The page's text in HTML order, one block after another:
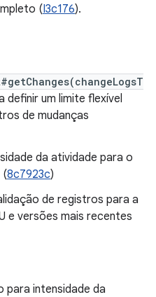
(I3c176).
definir um limite flexível
de mudanças
da atividade para o
(8c7923c)
de registros para a
e versões mais recentes
para intensidade da